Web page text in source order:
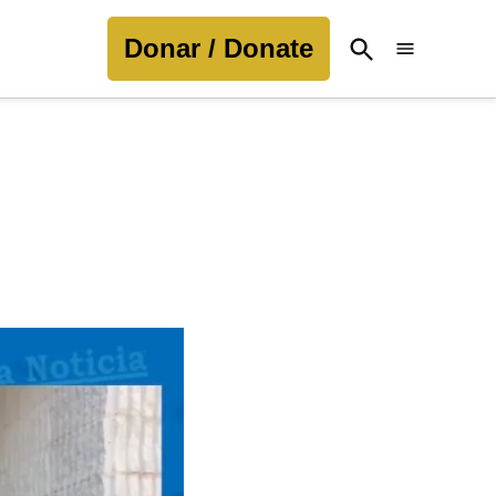
Donar / Donate
Open
Search